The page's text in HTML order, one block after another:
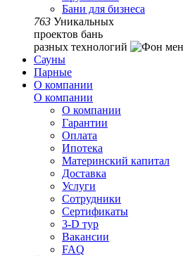
Бани для бизнеса
763 Уникальных
проектов бань
разных технологий
Сауны
Парные
О компании
О компании
О компании
Гарантии
Оплата
Ипотека
Материнский капитал
Доставка
Услуги
Сотрудники
Сертификаты
3-D тур
Вакансии
FAQ